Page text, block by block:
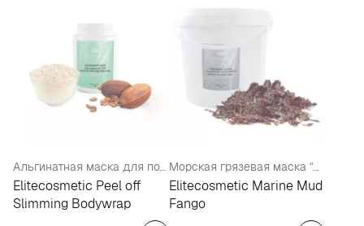
Альгинатная маска для похудения тела
Elitecosmetic Peel off
Slimming Bodywrap
Морская грязевая маска "Фанго"
Elitecosmetic Marine Mud
Fango